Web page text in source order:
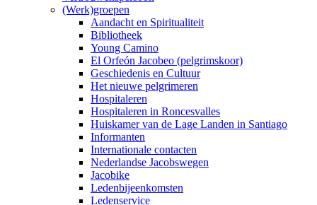
(Werk)groepen
Aandacht en Spiritualiteit
Bibliotheek
Young Camino
El Orfeón Jacobeo (pelgrimskoor)
Geschiedenis en Cultuur
Het nieuwe pelgrimeren
Hospitaleren
Hospitaleren in Roncesvalles
Huiskamer van de Lage Landen in Santiago
Informanten
Internationale contacten
Nederlandse Jacobswegen
Jacobike
Ledenbijeenkomsten
Ledenservice